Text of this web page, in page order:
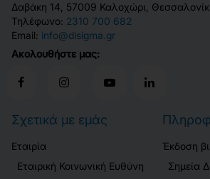
Δαβάκη 14, 57009 Καλοχώρι,
Τηλέφωνο: 2310 700 682
Email: info@disigma.gr
Ακολουθήστε μας:
Σχετικά με εμάς
Εταιρία
Εταιρική Κοινωνική Ευθύνη
Έκδοση
Σημεία